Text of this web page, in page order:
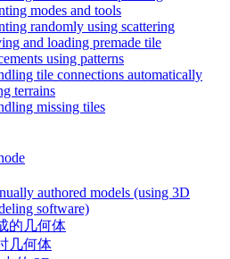
modes and tools
randomly using scattering
and loading premade tile
using patterns
tile connections automatically
terrains
missing tiles
authored models (using 3D
software)
的几何体
几何体